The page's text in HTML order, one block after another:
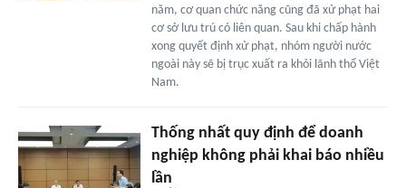
năm, cơ quan chức năng cũng đã xử phạt hai
cơ sở lưu trú có liên quan. Sau khi chấp hành
xong quyết định xử phạt, nhóm người nước
ngoài này sẽ bị trục xuất ra khỏi lãnh thổ Việt
Nam.
Thống nhất quy định để doanh
nghiệp không phải khai báo nhiều
lần